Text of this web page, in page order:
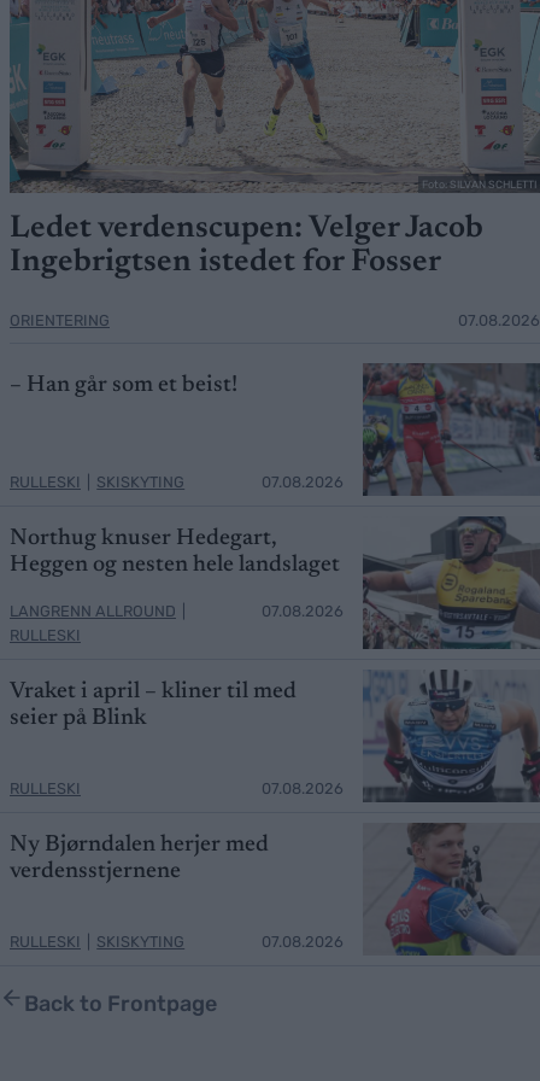
Foto: SILVAN SCHLETTI
Ledet verdenscupen: Velger Jacob
Ingebrigtsen istedet for Fosser
ORIENTERING 07.08.2026
– Han går som et beist!
RULLESKI SKISKYTING 07.08.2026
Northug knuser Hedegart,
Heggen og nesten hele landslaget
LANGRENN ALLROUND
RULLESKI
07.08.2026
Vraket i april – kliner til med
seier på Blink
RULLESKI 07.08.2026
Ny Bjørndalen herjer med
verdensstjernene
RULLESKI SKISKYTING 07.08.2026
Back to Frontpage